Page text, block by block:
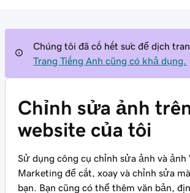
Chúng tôi đã cố hết sức để dịch
Trang Tiếng Anh cũng có khả dụng.
Chỉnh sửa ảnh
website của tôi
Sử dụng công cụ chỉnh sửa ảnh và ảnh
Marketing để cắt, xoay và chỉnh sửa
bạn. Bạn cũng có thể thêm văn bản,